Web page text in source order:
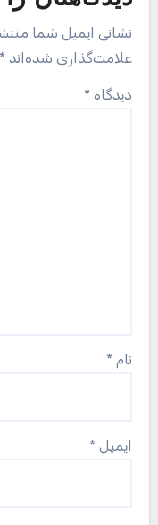
نشانی ایمیل شما
علامت‌گذاری شده‌اند *
دیدگاه *
نام *
ایمیل *